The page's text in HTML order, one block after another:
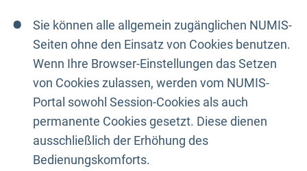
Sie können alle allgemein zugänglichen NUMIS-
Seiten ohne den Einsatz von Cookies benutzen.
Wenn Ihre Browser-Einstellungen das Setzen
von Cookies zulassen, werden vom NUMIS-
Portal sowohl Session-Cookies als auch
permanente Cookies gesetzt. Diese dienen
ausschließlich der Erhöhung des
Bedienungskomforts.